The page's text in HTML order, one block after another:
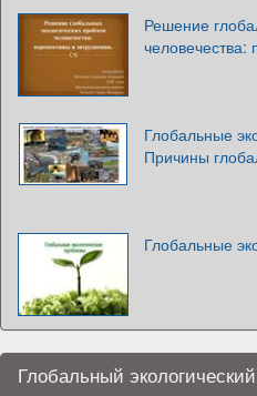
Решение
человечества:
Глобальные
Причины
Глобальные
Глобальный